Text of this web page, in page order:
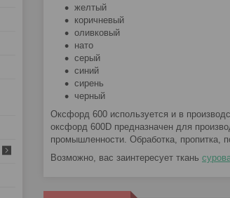
желтый
коричневый
оливковый
нато
серый
синий
сирень
черный
Оксфорд 600 используется и в
оксфорд 600D предназначен для
промышленности. Обработка, пропитка,
Возможно, вас заинтересует ткань